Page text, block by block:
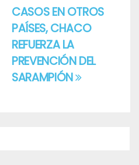
CASOS EN OTROS
PAÍSES, CHACO
REFUERZA LA
PREVENCIÓN DEL
SARAMPIÓN